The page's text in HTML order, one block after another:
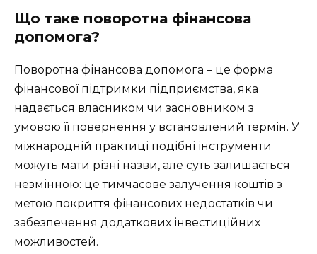
Що таке поворотна фінансова
допомога?
Поворотна фінансова допомога – це форма
фінансової підтримки підприємства, яка
надається власником чи засновником з
умовою її повернення у встановлений термін. У
міжнародній практиці подібні інструменти
можуть мати різні назви, але суть залишається
незмінною: це тимчасове залучення коштів з
метою покриття фінансових недостатків чи
забезпечення додаткових інвестиційних
можливостей.